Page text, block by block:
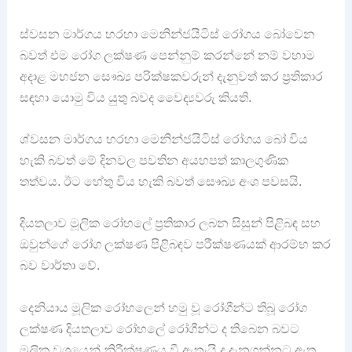
ස්වසන මාර්ගය හරහා මෙනින්ජයිටිස් රෝගය බෝවෙන
බවත් එම රෝග ලක්ෂණ පෙන්නුම් කරන්නේ නම් වහාම
අදාළ මහජන සෞඛ්‍ය පරික්ෂකවරුන් දැනුවත් කර ප්‍රතිකාර
සඳහා යොමු විය යුතු බවද වෛද්‍යවරු කියති.
ශ්වසන මාර්ගය හරහා මෙනින්ජයිටිස් රෝගය බෝ විය
හැකි බවත් මේ දිනවල පවතින අයහපත් කාලගුණික
තත්වය. ඊට හේතු විය හැකි බවත් සෞඛ්‍ය අංශ පවසයි.
දියතලාව මූලික රෝහලේ ප්‍රතිකාර ලබන සිසුන් පිළිබඳ සහ
ඔවුන්ගේ රෝග ලක්ෂණ පිළිබඳව පරීක්ෂණයක් ආරම්භ කර
බව වාර්තා වේ.
දෙනියාය මූලික රෝහලෙන් හමු වූ රෝගීන්ට තිබූ රෝග
ලක්ෂණ දියතලාව රෝහලේ රෝගීන්ට ද තිබෙන බවට